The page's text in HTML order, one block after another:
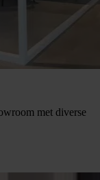
met diverse